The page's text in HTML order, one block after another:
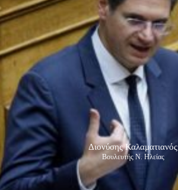
Διονύσης Καλαματιανός
Βουλευτής Ν. Ηλείας